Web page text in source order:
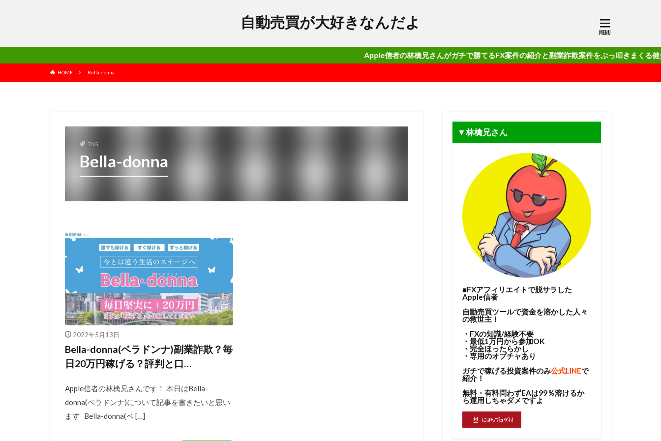
自動売買が大好きなんだよ
Apple信者の林檎兄さんがガチで勝てるFX案件の紹介と副業詐欺案件をぶっ叩きまくる健全でクリーン
HOME Bella-donna
TAG
Bella-donna
2022年5月13日
Bella-donna(ベラドンナ)副業詐欺？毎
日20万円稼げる？評判と口…
Apple信者の林檎兄さんです！ 本日はBella-
donna(ベラドンナ)について記事を書きたいと思い
ます Bella-donna(ベ […]
▼林檎兄さん
■FXアフィリエイトで脱サラした
Apple信者
自動売買ツールで資金を溶かした人々
の救世主！
・FXの知識/経験不要
・最低1万円から参加OK
・完全ほったらかし
・専用のオプチャあり
ガチで稼げる投資案件のみ公式LINEで
紹介！
無料・有料問わずEAは99％溶けるか
ら運用しちゃダメですよ